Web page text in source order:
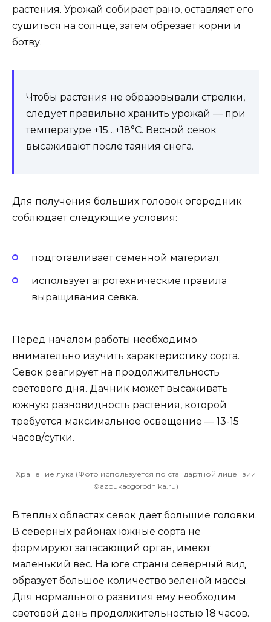
растения. Урожай собирает рано, оставляет его
сушиться на солнце, затем обрезает корни и
ботву.
Чтобы растения не образовывали стрелки,
следует правильно хранить урожай — при
температуре +15…+18°С. Весной севок
высаживают после таяния снега.
Для получения больших головок огородник
соблюдает следующие условия:
подготавливает семенной материал;
использует агротехнические правила
выращивания севка.
Перед началом работы необходимо
внимательно изучить характеристику сорта.
Севок реагирует на продолжительность
светового дня. Дачник может высаживать
южную разновидность растения, которой
требуется максимальное освещение — 13-15
часов/сутки.
Хранение лука (Фото используется по стандартной лицензии
©azbukaogorodnika.ru)
В теплых областях севок дает большие головки.
В северных районах южные сорта не
формируют запасающий орган, имеют
маленький вес. На юге страны северный вид
образует большое количество зеленой массы.
Для нормального развития ему необходим
световой день продолжительностью 18 часов.